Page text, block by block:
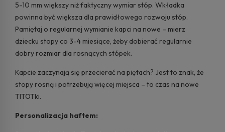
5-10 mm większy niż faktyczny wymiar stóp. Wkładka
powinna być większa dla prawidłowego rozwoju stóp.
Pamiętaj o regularnej wymianie kapci na nowe – mierz
dziecku stopy co 3-4 miesiące, żeby dobierać regularnie
dobry rozmiar dla rosnących stópek.
Kapcie zaczynają się przecierać na piętach? Jest to znak, że
stopy rosną i potrzebują więcej miejsca – to czas na nowe
TITOTki.
Personalizacja haftem: